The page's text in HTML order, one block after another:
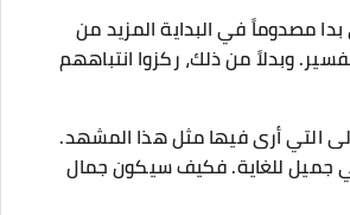
مصدوماً في البداية المزيد من
وبدلاً من ذلك، ركزوا انتباههم
التي أرى فيها مثل هذا المشهد.
جميل للغاية. فكيف سيكون جمال